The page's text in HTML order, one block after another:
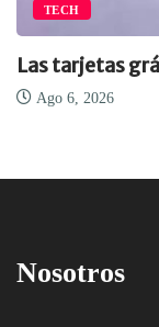
TECH
Las tarjetas
Ago 6, 2026
Nosotros